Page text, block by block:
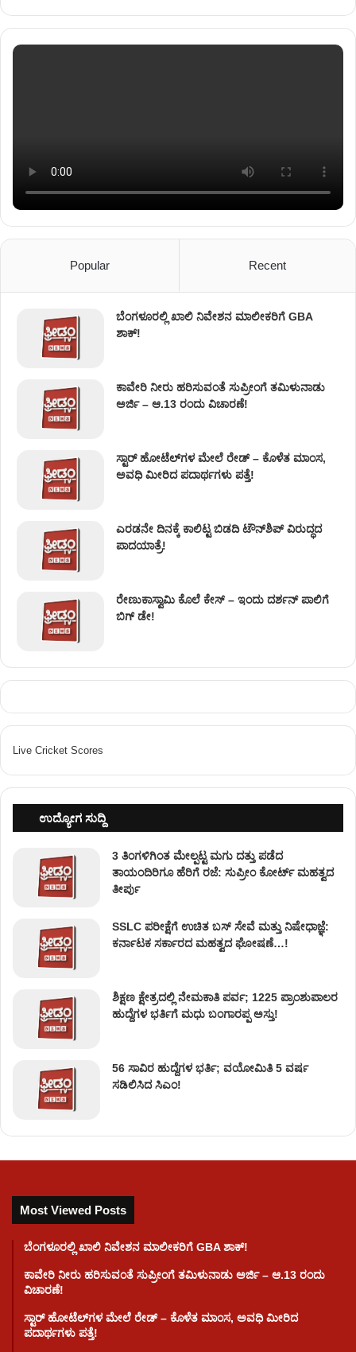
Popular Recent
ಬೆಂಗಳೂರಲ್ಲಿ ಖಾಲಿ ನಿವೇಶನ ಮಾಲೀಕರಿಗೆ GBA
ಶಾಕ್!
ಕಾವೇರಿ ನೀರು ಹರಿಸುವಂತೆ ಸುಪ್ರೀಂಗೆ ತಮಿಳುನಾಡು
ಅರ್ಜಿ – ಆ.13 ರಂದು ವಿಚಾರಣೆ!
ಸ್ಟಾರ್ ಹೋಟೆಲ್​​​ಗಳ ಮೇಲೆ ರೇಡ್ – ಕೊಳೆತ ಮಾಂಸ,
ಅವಧಿ ಮೀರಿದ ಪದಾರ್ಥಗಳು ಪತ್ತೆ!
ಎರಡನೇ ದಿನಕ್ಕೆ ಕಾಲಿಟ್ಟ ಬಿಡದಿ ಟೌನ್​ಶಿಪ್ ವಿರುದ್ಧದ
ಪಾದಯಾತ್ರೆ!
ರೇಣುಕಾಸ್ವಾಮಿ ಕೊಲೆ‌ ಕೇಸ್​ – ಇಂದು ದರ್ಶನ್ ಪಾಲಿಗೆ
ಬಿಗ್ ಡೇ!
Live Cricket Scores
ಉದ್ಯೋಗ ಸುದ್ದಿ
3 ತಿಂಗಳಿಗಿಂತ ಮೇಲ್ಪಟ್ಟ ಮಗು ದತ್ತು ಪಡೆದ
ತಾಯಂದಿರಿಗೂ ಹೆರಿಗೆ ರಜೆ: ಸುಪ್ರೀಂ ಕೋರ್ಟ್ ಮಹತ್ವದ
ತೀರ್ಪು
SSLC ಪರೀಕ್ಷೆಗೆ ಉಚಿತ ಬಸ್ ಸೇವೆ ಮತ್ತು ನಿಷೇಧಾಜ್ಞೆ:
ಕರ್ನಾಟಕ ಸರ್ಕಾರದ ಮಹತ್ವದ ಘೋಷಣೆ…!
ಶಿಕ್ಷಣ ಕ್ಷೇತ್ರದಲ್ಲಿ ನೇಮಕಾತಿ ಪರ್ವ; 1225 ಪ್ರಾಂಶುಪಾಲರ
ಹುದ್ದೆಗಳ ಭರ್ತಿಗೆ ಮಧು ಬಂಗಾರಪ್ಪ ಅಸ್ತು!
56 ಸಾವಿರ ಹುದ್ದೆಗಳ ಭರ್ತಿ; ವಯೋಮಿತಿ 5 ವರ್ಷ
ಸಡಿಲಿಸಿದ ಸಿಎಂ!
Most Viewed Posts
ಬೆಂಗಳೂರಲ್ಲಿ ಖಾಲಿ ನಿವೇಶನ ಮಾಲೀಕರಿಗೆ GBA ಶಾಕ್!
ಕಾವೇರಿ ನೀರು ಹರಿಸುವಂತೆ ಸುಪ್ರೀಂಗೆ ತಮಿಳುನಾಡು ಅರ್ಜಿ – ಆ.13 ರಂದು
ವಿಚಾರಣೆ!
ಸ್ಟಾರ್ ಹೋಟೆಲ್​​​ಗಳ ಮೇಲೆ ರೇಡ್ – ಕೊಳೆತ ಮಾಂಸ, ಅವಧಿ ಮೀರಿದ
ಪದಾರ್ಥಗಳು ಪತ್ತೆ!